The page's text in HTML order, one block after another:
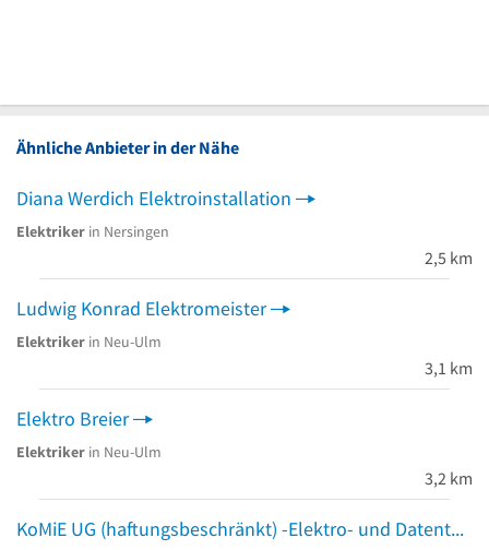
Ähnliche Anbieter in der Nähe
Diana Werdich Elektroinstallation
Elektriker in Nersingen
2,5 km
Ludwig Konrad Elektromeister
Elektriker in Neu-Ulm
3,1 km
Elektro Breier
Elektriker in Neu-Ulm
3,2 km
KoMiE UG (haftungsbeschränkt) -Elektro- und Datentechnik